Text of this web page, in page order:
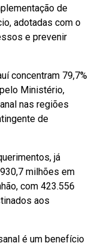
de
adotadas com o
e prevenir
concentram 79,7%
Ministério,
nas regiões
de
já
milhões em
com 423.556
aos
é um benefício